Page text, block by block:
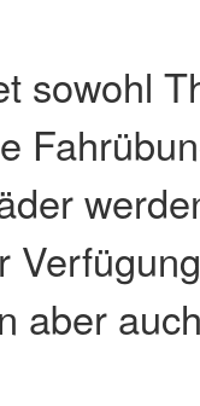
sowohl
aber